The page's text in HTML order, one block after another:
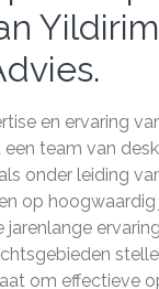
Yildirim
en ervaring
een team van
onder leiding
op
jarenlange
om effectieve